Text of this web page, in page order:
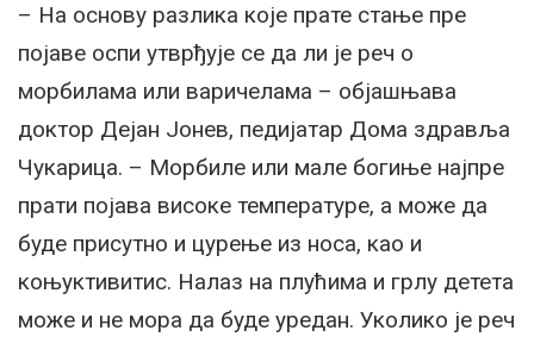
– На основу разлика које прате стање пре
појаве оспи утврђује се да ли је реч о
морбилама или варичелама – објашњава
доктор Дејан Јонев, педијатар Дома здравља
Чукарица. – Морбиле или мале богиње најпре
прати појава високе температуре, а може да
буде присутно и цурење из носа, као и
коњуктивитис. Налаз на плућима и грлу детета
може и не мора да буде уредан. Уколико је реч